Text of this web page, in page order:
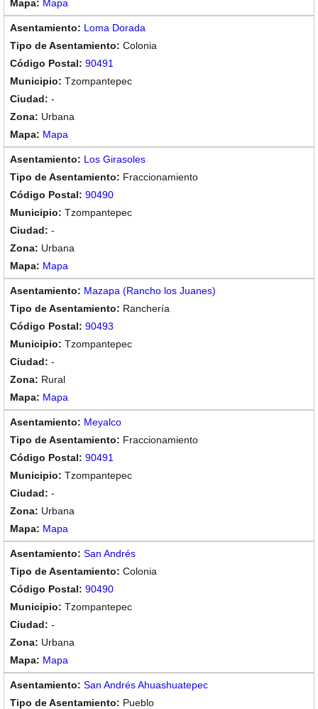
Mapa
Loma Dorada
Colonia
90491
Tzompantepec
-
Urbana
Mapa
Los Girasoles
Fraccionamiento
90490
Tzompantepec
-
Urbana
Mapa
Mazapa (Rancho los Juanes)
Ranchería
90493
Tzompantepec
-
Rural
Mapa
Meyalco
Fraccionamiento
90491
Tzompantepec
-
Urbana
Mapa
San Andrés
Colonia
90490
Tzompantepec
-
Urbana
Mapa
San Andrés Ahuashuatepec
Pueblo